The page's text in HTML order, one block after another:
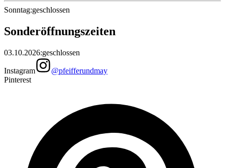
Sonntag:geschlossen
Sonderöffnungszeiten
03.10.2026:geschlossen
Instagram
@pfeifferundmay
Pinterest